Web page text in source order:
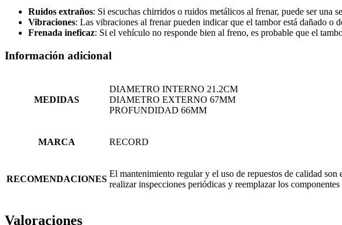
Ruidos extraños: Si escuchas chirridos o ruidos metálicos al frenar, puede ser una
Vibraciones: Las vibraciones al frenar pueden indicar que el tambor está dañado o
Frenada ineficaz: Si el vehículo no responde bien al freno, es probable que el
Información adicional
MEDIDAS
DIAMETRO INTERNO 21.2CM
DIAMETRO EXTERNO 67MM
PROFUNDIDAD 66MM
MARCA RECORD
RECOMENDACIONES
El mantenimiento regular y el uso de repuestos de calidad
realizar inspecciones periódicas y reemplazar los componentes
Valoraciones